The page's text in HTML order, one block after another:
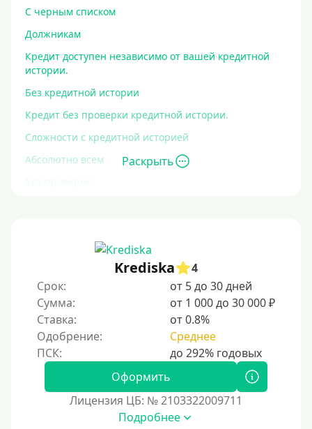
С черным списком
Должникам
Кредит доступен независимо от вашей кредитной
истории.
Без кредитной истории
Кредит без проверки кредитной истории.
Сложности с кредитной историей
Абсолютно всем
Без проверок
На карту без отказа
Залог
Под залог ПТС
Без залога
Под залог
Под залог недвижимости
Раскрыть
Krediska
4
Срок:
от 5 до 30 дней
Сумма:
от 1 000 до 30 000 ₽
Ставка:
от 0.8%
Одобрение:
Среднее
Оформить
Лицензия ЦБ: № 2103322009711
Подробнее